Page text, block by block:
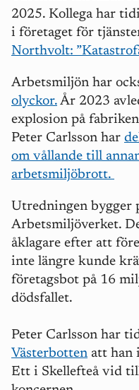
2025. Kollega har
i företaget för
Northvolt:
Arbetsmiljön har
olyckor. År 2023
explosion på
Peter Carlsson har
om vållande till
arbetsmiljöbrott.
Utredningen bygger
Arbetsmiljöverket.
åklagare efter att
inte längre kunde
företagsbot på 16
dödsfallet.
Peter Carlsson har
Västerbotten att han
Ett i Skellefteå vid